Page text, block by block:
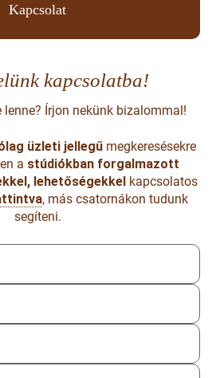
Kapcsolat
kapcsolatba!
lenne? Írjon nekünk bizalommal!
üzleti jellegűmegkeresésekre
a stúdiókban forgalmazott
lehetőségekkel kapcsolatos
, más csatornákon tudunk
segíteni.